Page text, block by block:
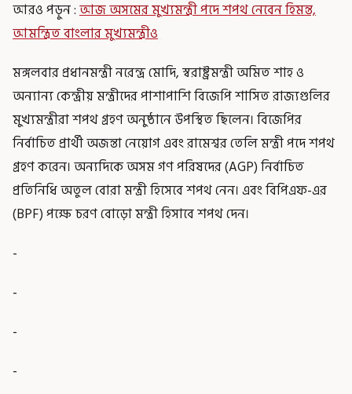
আরও পড়ুন :আজ অসমের মুখ্যমন্ত্রী পদে শপথ নেবেন হিমন্ত,
আমন্ত্রিত বাংলার মুখ্যমন্ত্রীও
মঙ্গলবার প্রধানমন্ত্রী নরেন্দ্র মোদি, স্বরাষ্ট্রমন্ত্রী অমিত শাহ ও
অন্যান্য কেন্দ্রীয় মন্ত্রীদের পাশাপাশি বিজেপি শাসিত রাজ্যগুলির
মুখ্যমন্ত্রীরা শপথ গ্রহণ অনুষ্ঠানে উপস্থিত ছিলেন। বিজেপির
নির্বাচিত প্রার্থী অজন্তা নেয়োগ এবং রামেশ্বর তেলি মন্ত্রী পদে শপথ
গ্রহণ করেন। অন্যদিকে অসম গণ পরিষদের (AGP) নির্বাচিত
প্রতিনিধি অতুল বোরা মন্ত্রী হিসেবে শপথ নেন। এবং বিপিএফ-এর
(BPF) পক্ষে চরণ বোড়ো মন্ত্রী হিসাবে শপথ দেন।
-
-
-
-